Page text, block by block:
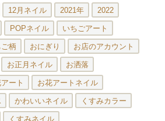
12月ネイル 2021年 2022
POPネイル いちごアート
柄 おにぎり お店のアカウント
お正月ネイル お洒落
ート お花アートネイル
かわいいネイル くすみカラー
くすみネイル